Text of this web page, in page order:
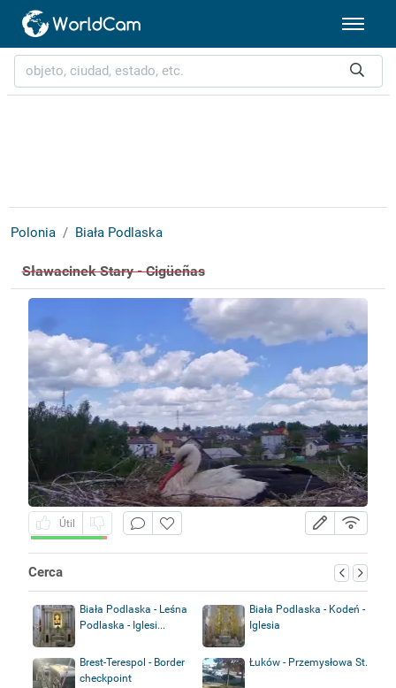
Polonia Biała Podlaska
Sławacinek Stary - Cigüeñas
Útil
Cerca
Biała Podlaska - Leśna
Podlaska - Iglesi...
Biała Podlaska - Kodeń -
Iglesia
Brest-Terespol - Border
checkpoint
Łuków - Przemysłowa St.